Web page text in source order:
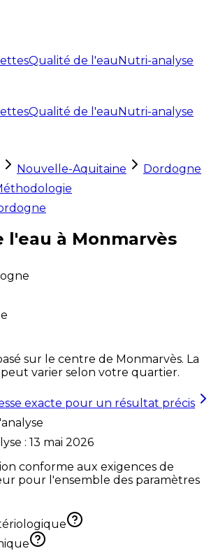
Qualité de l'eauNutri-analyse
Qualité de l'eauNutri-analyse
Nouvelle-Aquitaine
Dordogne
l'eau à Monmarvès
sur le centre de Monmarvès. La
varier selon votre quartier.
exacte pour un résultat précis
: 13 mai 2026
conforme aux exigences de
pour l'ensemble des paramètres